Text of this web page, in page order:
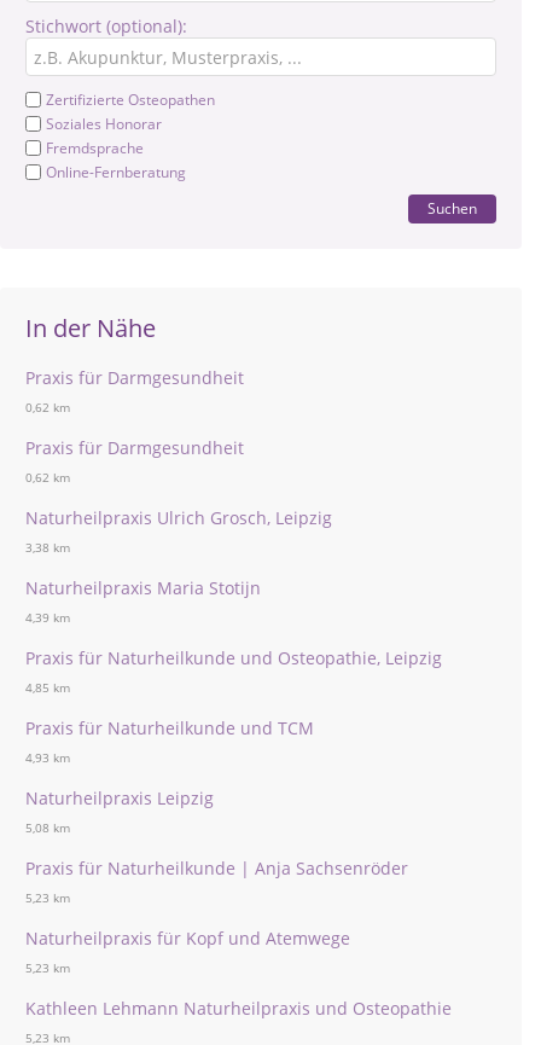
Stichwort (optional):
Zertifizierte Osteopathen
Soziales Honorar
Fremdsprache
Online-Fernberatung
Suchen
In der Nähe
Praxis für Darmgesundheit
0,62 km
Praxis für Darmgesundheit
0,62 km
Naturheilpraxis Ulrich Grosch, Leipzig
3,38 km
Naturheilpraxis Maria Stotijn
4,39 km
Praxis für Naturheilkunde und Osteopathie, Leipzig
4,85 km
Praxis für Naturheilkunde und TCM
4,93 km
Naturheilpraxis Leipzig
5,08 km
Praxis für Naturheilkunde | Anja Sachsenröder
5,23 km
Naturheilpraxis für Kopf und Atemwege
5,23 km
Kathleen Lehmann Naturheilpraxis und Osteopathie
5,23 km